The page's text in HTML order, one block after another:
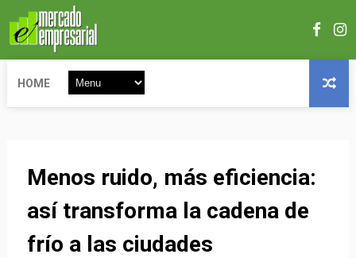
HOME
Menos ruido, más eficiencia:
así transforma la cadena de
frío a las ciudades